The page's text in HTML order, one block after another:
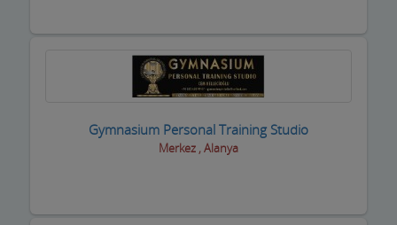
Gymnasium Personal Training Studio
Merkez , Alanya